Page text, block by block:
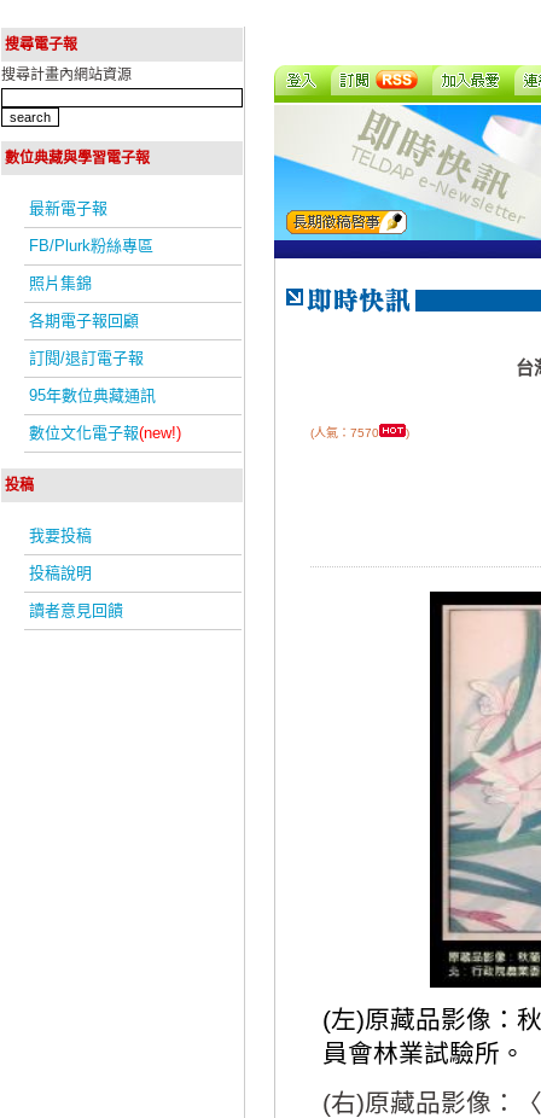
搜尋電子報
搜尋計畫內網站資源
數位典藏與學習電子報
最新電子報
FB/Plurk粉絲專區
照片集錦
各期電子報回顧
訂閱/退訂電子報
95年數位典藏通訊
數位文化電子報(new!)
投稿
我要投稿
投稿說明
讀者意見回饋
台
(人氣：7570 )
(左)原藏品影像：
員會林業試驗所。
(右)原藏品影像：